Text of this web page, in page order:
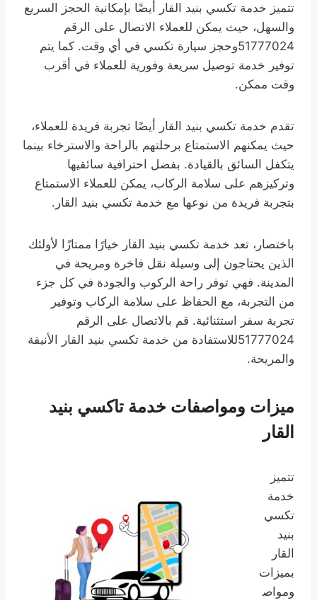
تتميز خدمة تكسي بنيد القار أيضًا بإمكانية الحجز السريع
والسهل، حيث يمكن للعملاء الاتصال على الرقم
51777024وحجز سيارة تكسي في أي وقت. كما يتم
توفير خدمة توصيل سريعة وفورية للعملاء في أقرب
وقت ممكن.
تقدم خدمة تكسي بنيد القار أيضًا تجربة فريدة للعملاء،
حيث يمكنهم الاستمتاع برحلتهم بالراحة والاسترخاء بينما
يتكفل السائق بالقيادة. بفضل احترافية سائقيها
وتركيزهم على سلامة الركاب، يمكن للعملاء الاستمتاع
بتجربة فريدة من نوعها مع خدمة تكسي بنيد القار.
باختصار، تعد خدمة تكسي بنيد القار خيارًا ممتازًا لأولئك
الذين يحتاجون إلى وسيلة نقل فاخرة ومريحة في
المدينة. فهي توفر راحة الركوب والجودة في كل جزء
من التجربة، مع الحفاظ على سلامة الركاب وتوفير
تجربة سفر استثنائية. قم بالاتصال على الرقم
51777024للاستفادة من خدمة تكسي بنيد القار الأنيقة
والمريحة.
ميزات ومواصفات خدمة تاكسي بنيد
القار
تتميز
خدمة
تكسي
بنيد
القار
بميزات
ومواص